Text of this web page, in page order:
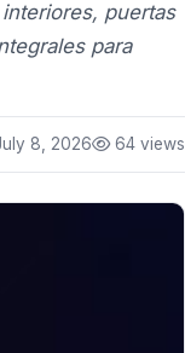
puertas
para
8, 2026 64 views